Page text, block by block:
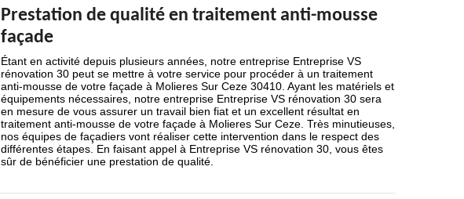
Prestation de qualité en traitement anti-mousse
façade
Étant en activité depuis plusieurs années, notre entreprise Entreprise VS
rénovation 30 peut se mettre à votre service pour procéder à un traitement
anti-mousse de votre façade à Molieres Sur Ceze 30410. Ayant les matériels et
équipements nécessaires, notre entreprise Entreprise VS rénovation 30 sera
en mesure de vous assurer un travail bien fiat et un excellent résultat en
traitement anti-mousse de votre façade à Molieres Sur Ceze. Très minutieuses,
nos équipes de façadiers vont réaliser cette intervention dans le respect des
différentes étapes. En faisant appel à Entreprise VS rénovation 30, vous êtes
sûr de bénéficier une prestation de qualité.